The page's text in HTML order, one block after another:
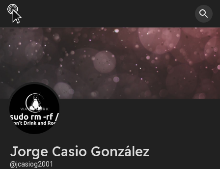
Jorge Casio González
@jcasiog2001